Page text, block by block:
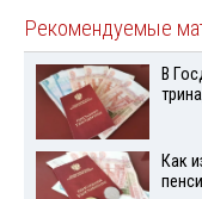
Рекомендуемые
В
Как